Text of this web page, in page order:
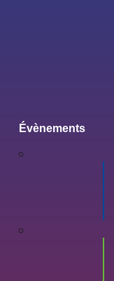
Évènements